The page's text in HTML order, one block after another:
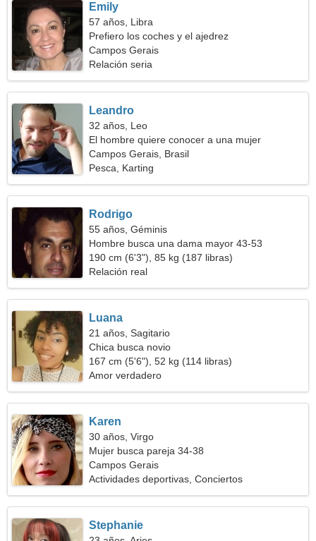
Emily
57 años, Libra
Prefiero los coches y el ajedrez
Campos Gerais
Relación seria
Leandro
32 años, Leo
El hombre quiere conocer a una mujer
Campos Gerais, Brasil
Pesca, Karting
Rodrigo
55 años, Géminis
Hombre busca una dama mayor 43-53
190 cm (6'3"), 85 kg (187 libras)
Relación real
Luana
21 años, Sagitario
Chica busca novio
167 cm (5'6"), 52 kg (114 libras)
Amor verdadero
Karen
30 años, Virgo
Mujer busca pareja 34-38
Campos Gerais
Actividades deportivas, Conciertos
Stephanie